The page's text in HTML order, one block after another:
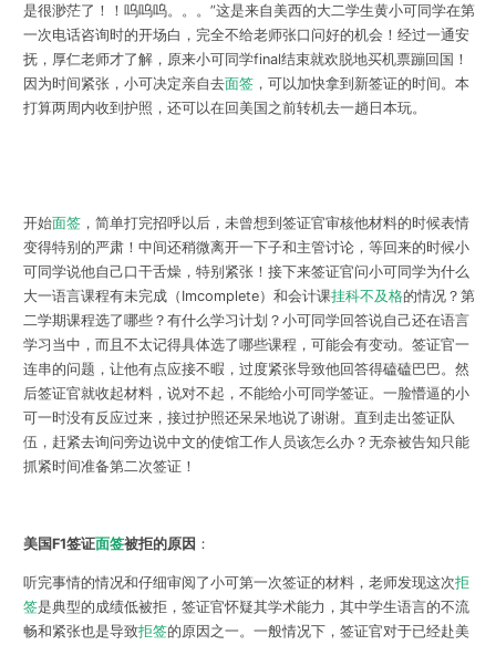
是很渺茫了！！呜呜呜。。。”这是来自美西的大二学生黄小可同学在第
一次电话咨询时的开场白，完全不给老师张口问好的机会！经过一通安
抚， 厚仁老师才了解，原来小可同学final结束就欢脱地买机票蹦回国！
因为时间紧张，小可决定亲自去面签，可以加快拿到新签证的时间。本
打算两周内收到护照，还可以在回美国之前转机去一趟日本玩。
开始面签，简单打完招呼以后，未曾想到签证官审核他材料的时候表情
变得特别的严肃！中间还稍微离开一下子和主管讨论，等回来的时候小
可同学说他自己口干舌燥，特别紧张！接下来签证官问小可同学为什么
大一语言课程有未完成（Imcomplete）和会计课挂科不及格的情况？第
二学期课程选了哪些？有什么学习计划？小可同学回答说自己还在语言
学习当中，而且不太记得具体选了哪些课程，可能会有变动。签证官一
连串的问题，让他有点应接不暇，过度紧张导致他回答得磕磕巴巴。然
后签证官就收起材料，说对不起，不能给小可同学签证。一脸懵逼的小
可一时没有反应过来，接过护照还呆呆地说了谢谢。直到走出签证队
伍，赶紧去询问旁边说中文的使馆工作人员该怎么办？无奈被告知只能
抓紧时间准备第二次签证！
美国F1签证面签被拒的原因 ：
听完事情的情况和仔细审阅了小可第一次签证的材料，老师发现这次拒
签是典型的成绩低被拒，签证官怀疑其学术能力，其中学生语言的不流
畅和紧张也是导致拒签的原因之一。一般情况下，签证官对于已经赴美